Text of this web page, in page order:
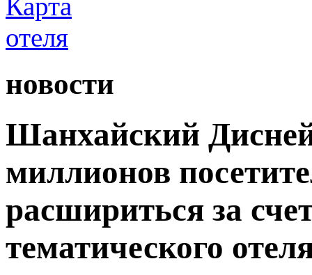
новости
Шанхайский
миллионов
расшириться за
тематического